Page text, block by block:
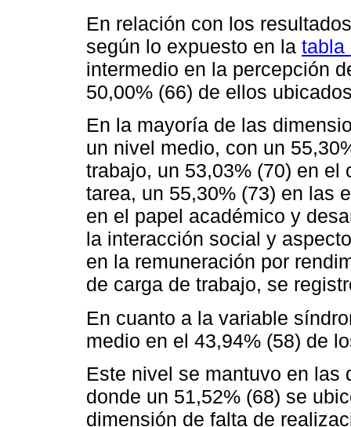
En relación con los
según lo expuesto en la tabla
intermedio en la percepción
50,00% (66) de ellos
En la mayoría de las
un nivel medio, con un
trabajo, un 53,03% (70) en
tarea, un 55,30% (73) en las
en el papel académico y
la interacción social y
en la remuneración por
de carga de trabajo, se
En cuanto a la variable
medio en el 43,94% (58) de
Este nivel se mantuvo en las
donde un 51,52% (68) se
dimensión de falta de